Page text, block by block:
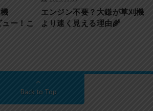
ー！こ
エンジン不要？大鎌が草刈機
より速く見える理由🌾
Back to Top